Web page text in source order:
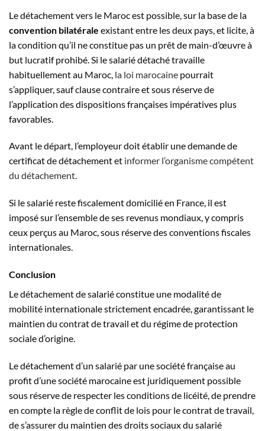
Le détachement vers le Maroc est possible, sur la base de la
convention bilatérale existant entre les deux pays, et licite, à
la condition qu’il ne constitue pas un prêt de main-d’œuvre à
but lucratif prohibé. Si le salarié détaché travaille
habituellement au Maroc, la loi marocaine pourrait
s’appliquer, sauf clause contraire et sous réserve de
l’application des dispositions françaises impératives plus
favorables.
Avant le départ, l’employeur doit établir une demande de
certificat de détachement et informer l’organisme compétent
du détachement.
Si le salarié reste fiscalement domicilié en France, il est
imposé sur l’ensemble de ses revenus mondiaux, y compris
ceux perçus au Maroc, sous réserve des conventions fiscales
internationales.
Conclusion
Le détachement de salarié constitue une modalité de
mobilité internationale strictement encadrée, garantissant le
maintien du contrat de travail et du régime de protection
sociale d’origine.
Le détachement d’un salarié par une société française au
profit d’une société marocaine est juridiquement possible
sous réserve de respecter les conditions de licéité, de prendre
en compte la règle de conflit de lois pour le contrat de travail,
de s’assurer du maintien des droits sociaux du salarié